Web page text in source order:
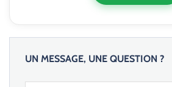
UN MESSAGE, UNE QUESTION ?